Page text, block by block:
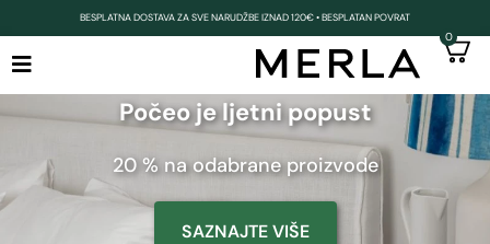
BESPLATNA DOSTAVA ZA SVE NARUDŽBE IZNAD 120€ • BESPLATAN POVRAT
0
Počeo je ljetni popust
20 % na odabrane proizvode
SAZNAJTE VIŠE